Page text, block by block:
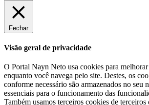
Fechar
Visão geral de privacidade
O Portal Nayn Neto usa cookies para
enquanto você navega pelo site. Destes, os
conforme necessário são armazenados no seu
essenciais para o funcionamento das
Também usamos terceiros cookies de terceiros